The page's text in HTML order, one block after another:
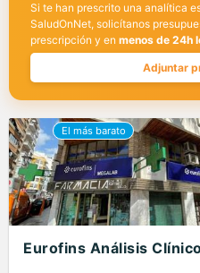
Si te han prescrito una analítica
SaludOnNet, solicítanos
prescripción y en menos de 24h
Adjuntar
Eurofins Análisis